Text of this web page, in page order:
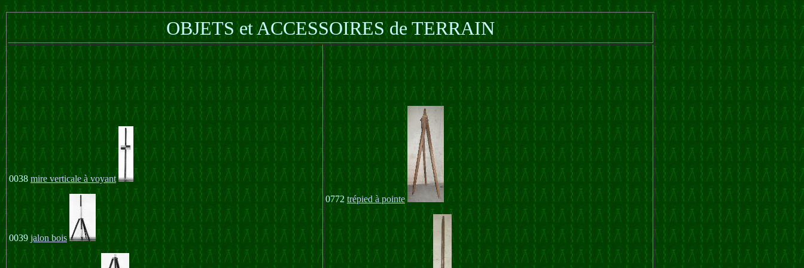
OBJETS et ACCESSOIRES de TERRAIN
0038 mire verticale à voyant
0039 jalon bois
0772 trépied à pointe